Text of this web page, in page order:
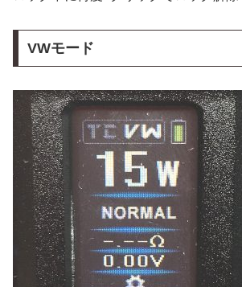
VWモード